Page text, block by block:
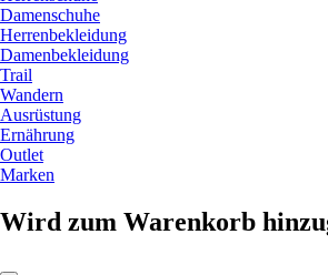
Damenschuhe
Herrenbekleidung
Damenbekleidung
Trail
Wandern
Ausrüstung
Ernährung
Outlet
Marken
Wird zum Warenkorb